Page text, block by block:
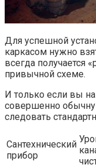
Для успешной
каркасом нужно
всегда получается
привычной схеме.
И только если вы
совершенно
следовать
Сантехнический
прибор